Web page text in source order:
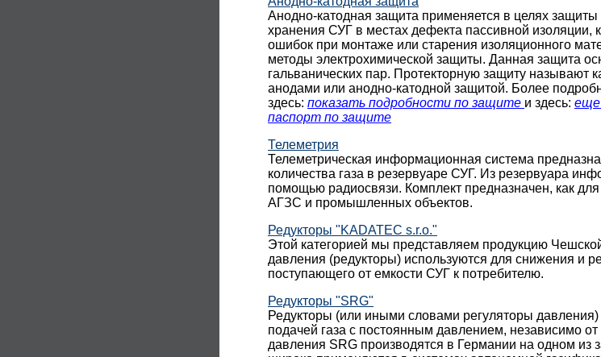
Анодно-катодная защита применяется в целях защиты
хранения СУГ в местах дефекта пассивной изоляции,
ошибок при монтаже или старения изоляционного
методы электрохимической защиты. Данная защита
гальванических пар. Протекторную защиту называют
анодами или анодно-катодной защитой. Более
здесь: показать подробности по защите и здесь: еще
паспорт по защите
Телеметрия
Телеметрическая информационная система
количества газа в резервуаре СУГ. Из резервуара
помощью радиосвязи. Комплект предназначен, как
АГЗС и промышленных объектов.
Редукторы "KADATEC s.r.o."
Этой категорией мы представляем продукцию
давления (редукторы) используются для снижения и
поступающего от емкости СУГ к потребителю.
Редукторы "SRG"
Редукторы (или иными словами регуляторы
подачей газа с постоянным давлением, независимо
давления SRG производятся в Германии на одном из